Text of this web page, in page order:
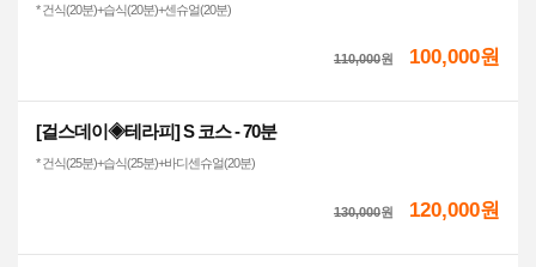
* 건식(20분)+습식(20분)+센슈얼(20분)
110,000원 100,000원
[걸스데이◈테라피] S 코스 - 70분
* 건식(25분)+습식(25분)+바디센슈얼(20분)
130,000원 120,000원